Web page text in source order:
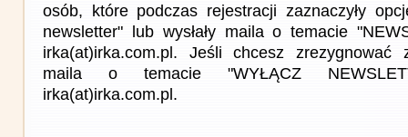
osób, które podczas rejestracji zaznaczyły
newsletter" lub wysłały maila o temacie
irka(at)irka.com.pl. Jeśli chcesz zrezygnować
maila o temacie "WYŁĄCZ
irka(at)irka.com.pl.